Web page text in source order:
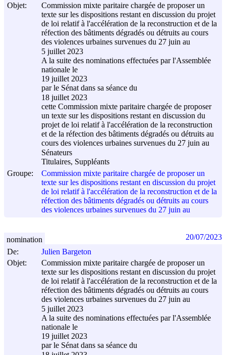
Objet:
Commission mixte paritaire chargée de proposer un
texte sur les dispositions restant en discussion du projet
de loi relatif à l'accélération de la reconstruction et de la
réfection des bâtiments dégradés ou détruits au cours
des violences urbaines survenues du 27 juin au
5 juillet 2023
A la suite des nominations effectuées par l'Assemblée
nationale le
19 juillet 2023
par le Sénat dans sa séance du
18 juillet 2023
cette Commission mixte paritaire chargée de proposer
un texte sur les dispositions restant en discussion du
projet de loi relatif à l'accélération de la reconstruction
et de la réfection des bâtiments dégradés ou détruits au
cours des violences urbaines survenues du 27 juin au
Sénateurs
Titulaires, Suppléants
Groupe:
Commission mixte paritaire chargée de proposer un
texte sur les dispositions restant en discussion du projet
de loi relatif à l'accélération de la reconstruction et de la
réfection des bâtiments dégradés ou détruits au cours
des violences urbaines survenues du 27 juin au
De:
Julien Bargeton
Objet:
Commission mixte paritaire chargée de proposer un
texte sur les dispositions restant en discussion du projet
de loi relatif à l'accélération de la reconstruction et de la
réfection des bâtiments dégradés ou détruits au cours
des violences urbaines survenues du 27 juin au
5 juillet 2023
A la suite des nominations effectuées par l'Assemblée
nationale le
19 juillet 2023
par le Sénat dans sa séance du
nomination 20/07/2023